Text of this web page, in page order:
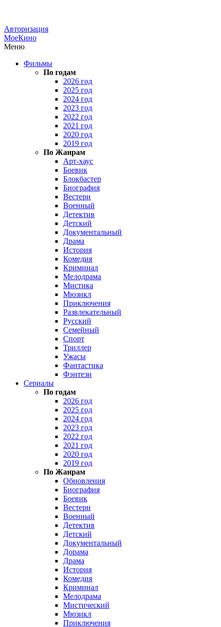
Авторизация
МоеКино
Меню
Фильмы
По годам
2026 год
2025 год
2024 год
2023 год
2022 год
2021 год
2020 год
2019 год
По Жанрам
Арт-хаус
Боевик
Блокбастер
Биография
Вестерн
Военный
Детектив
Детский
Документальный
Драма
История
Комедия
Криминал
Мелодрама
Мистика
Мюзикл
Приключения
Развлекательный
Русский
Семейный
Спорт
Триллер
Ужасы
Фантастика
Фэнтези
Сериалы
По годам
2026 год
2025 год
2024 год
2023 год
2022 год
2021 год
2020 год
2019 год
По Жанрам
Обновления
Биография
Боевик
Вестерн
Военный
Детектив
Детский
Документальный
Дорама
Драма
История
Комедия
Криминал
Мелодрама
Мистический
Мюзикл
Приключения